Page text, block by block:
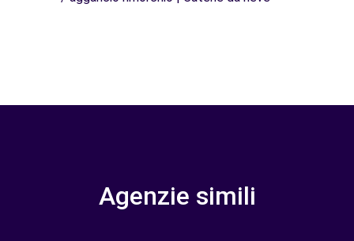
Agenzie simili